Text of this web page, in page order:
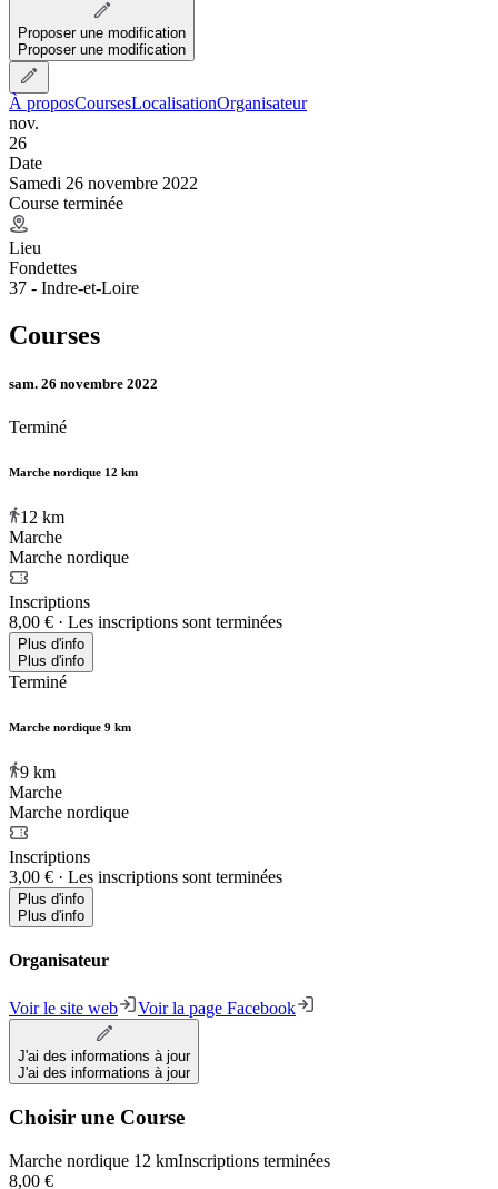
Proposer une modification
Proposer une modification
À proposCoursesLocalisationOrganisateur
nov.
26
Date
Samedi 26 novembre 2022
Course terminée
Lieu
Fondettes
37 - Indre-et-Loire
Courses
sam. 26 novembre 2022
Terminé
Marche nordique 12 km
12 km
Marche
Marche nordique
Inscriptions
8,00 € · Les inscriptions sont terminées
Plus d'info
Plus d'info
Terminé
Marche nordique 9 km
9 km
Marche
Marche nordique
Inscriptions
3,00 € · Les inscriptions sont terminées
Plus d'info
Plus d'info
Organisateur
Voir le site web Voir la page Facebook
J'ai des informations à jour
J'ai des informations à jour
Choisir une Course
Marche nordique 12 kmInscriptions terminées
8,00 €